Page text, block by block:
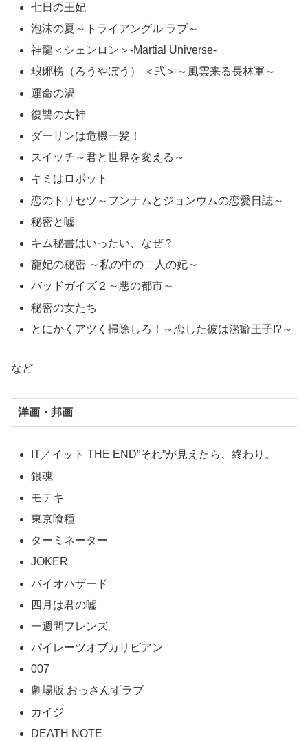
七日の王妃
泡沫の夏～トライアングル ラブ～
神龍＜シェンロン＞-Martial Universe-
琅琊榜（ろうやぼう） ＜弐＞～風雲来る長林軍～
運命の渦
復讐の女神
ダーリンは危機一髪！
スイッチ～君と世界を変える～
キミはロボット
恋のトリセツ～フンナムとジョンウムの恋愛日誌～
秘密と嘘
キム秘書はいったい、なぜ？
寵妃の秘密 ～私の中の二人の妃～
バッドガイズ２～悪の都市～
秘密の女たち
とにかくアツく掃除しろ！～恋した彼は潔癖王子!?～
など
洋画・邦画
IT／イット THE END”それ”が見えたら、終わり。
銀魂
モテキ
東京喰種
ターミネーター
JOKER
バイオハザード
四月は君の嘘
一週間フレンズ。
パイレーツオブカリビアン
007
劇場版 おっさんずラブ
カイジ
DEATH NOTE